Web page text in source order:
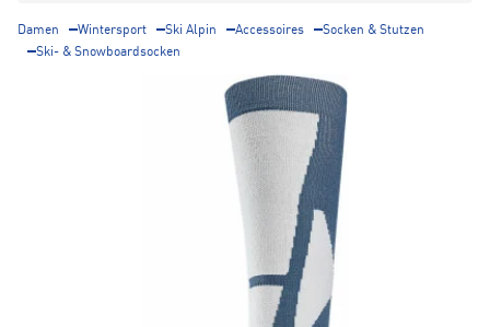
Damen Wintersport Ski Alpin Accessoires
Socken & Stutzen
Ski- & Snowboardsocken